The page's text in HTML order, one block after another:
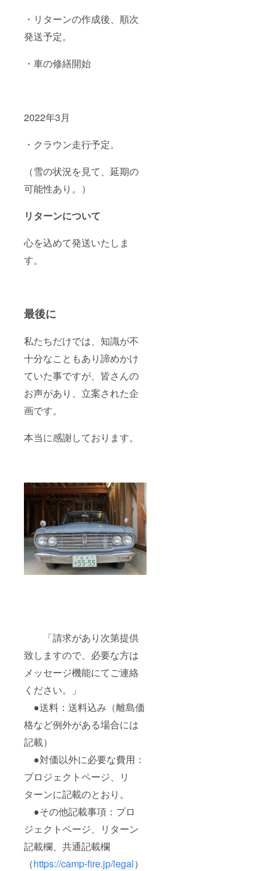
・リターンの作成後、順次
発送予定。
・車の修繕開始
2022年3月
・クラウン走行予定。
（雪の状況を見て、延期の
可能性あり。）
リターンについて
心を込めて発送いたしま
す。
最後に
私たちだけでは、知識が不
十分なこともあり諦めかけ
ていた事ですが、皆さんの
お声があり、立案された企
画です。
本当に感謝しております。
「請求があり次第提供
致しますので、必要な方は
メッセージ機能にてご連絡
ください。」
●送料：送料込み（離島価
格など例外がある場合には
記載）
●対価以外に必要な費用：
プロジェクトページ、リ
ターンに記載のとおり。
●その他記載事項：プロ
ジェクトページ、リターン
記載欄、共通記載欄
（https://camp-fire.jp/legal）